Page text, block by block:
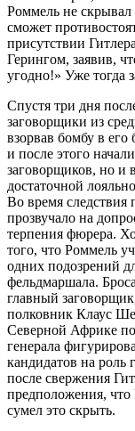
Роммель не скрывал
сможет
присутствии
Герингом, заявив,
угодно!» Уже тогда
Спустя три дня
заговорщики из
взорвав бомбу в
и после этого
заговорщиков, но и
достаточной
Во время
прозвучало на
терпения фюрера.
того, что Роммель
одних подозрений
фельдмаршала.
главный
полковник Клаус
Северной Африке
генерала
кандидатов на роль
после свержения
предположения, что
сумел это скрыть.